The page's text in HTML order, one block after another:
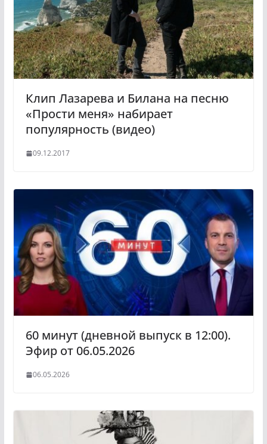
s
n
i
k
i
Клип Лазарева и Билана на песню
«Прости меня» набирает
популярность (видео)
09.12.2017
60 минут (дневной выпуск в 12:00).
Эфир от 06.05.2026
06.05.2026